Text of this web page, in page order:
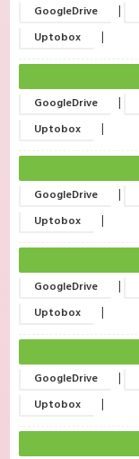
GoogleDrive |
Uptobox |
GoogleDrive |
Uptobox |
GoogleDrive |
Uptobox |
GoogleDrive |
Uptobox |
GoogleDrive |
Uptobox |